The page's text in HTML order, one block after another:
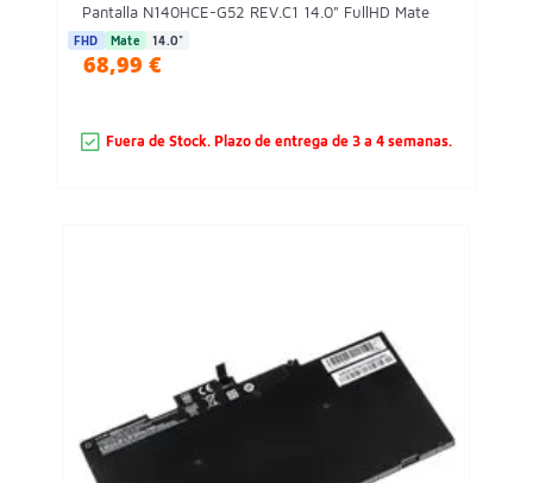
Pantalla N140HCE-G52 REV.C1 14.0" FullHD Mate
FHD Mate 14.0"
68,99 €
Fuera de Stock. Plazo de entrega de 3 a 4 semanas.